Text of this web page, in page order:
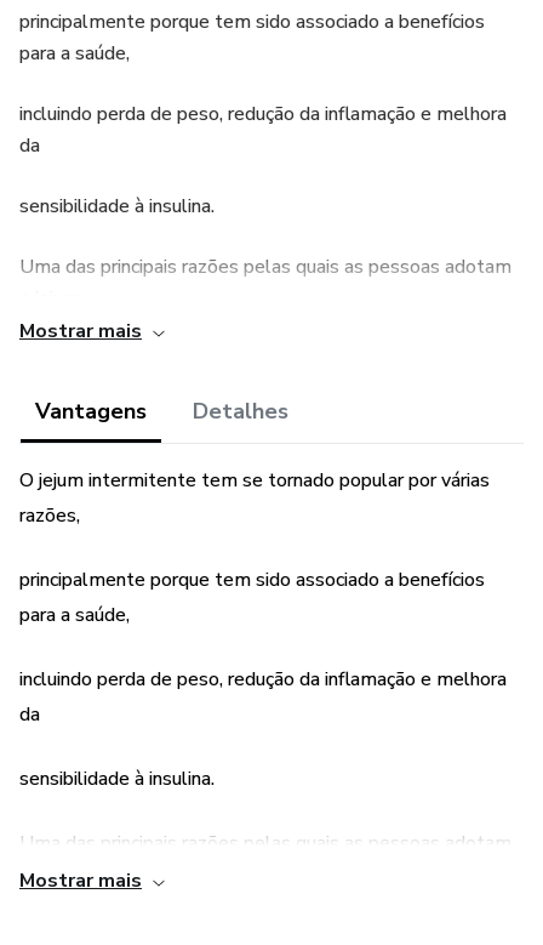
principalmente porque tem sido associado a benefícios
para a saúde,
incluindo perda de peso, redução da inflamação e melhora
da
sensibilidade à insulina.
Uma das principais razões pelas quais as pessoas adotam
peso.
Mostrar mais
Vantagens Detalhes
O jejum intermitente tem se tornado popular por várias
razões,
principalmente porque tem sido associado a benefícios
para a saúde,
incluindo perda de peso, redução da inflamação e melhora
da
sensibilidade à insulina.
Uma das principais razões pelas quais as pessoas adotam
o jejum
Mostrar mais